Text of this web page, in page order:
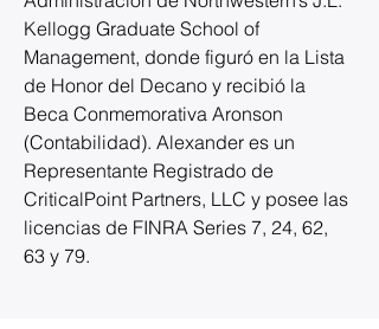
Kellogg Graduate School of
Management, donde figuró en la Lista
de Honor del Decano y recibió la
Beca Conmemorativa Aronson
(Contabilidad). Alexander es un
Representante Registrado de
CriticalPoint Partners, LLC y posee las
licencias de FINRA Series 7, 24, 62,
63 y 79.